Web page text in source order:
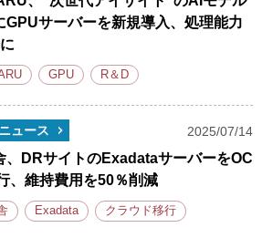
GPUサーバーを新規導入、処理能力
GPU R＆D
ュース 2025/07/14
、DRサイトのExadataサーバーをOC
、維持費用を50％削減
Exadata クラウド移行